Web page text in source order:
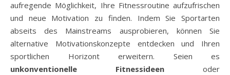
aufregende Möglichkeit, Ihre Fitnessroutine aufzufrischen
und neue Motivation zu finden. Indem Sie Sportarten
abseits des Mainstreams ausprobieren, können Sie
alternative Motivationskonzepte entdecken und Ihren
sportlichen Horizont erweitern. Seien es
unkonventionelle Fitnessideen oder